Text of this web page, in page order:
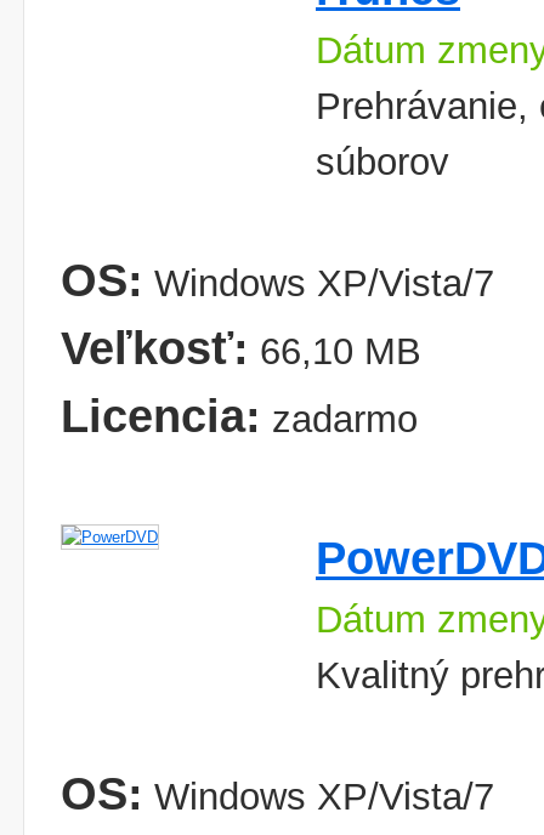
Dátum
Prehrávanie,
súborov
OS: Windows XP/Vista/7
Veľkosť: 66,10 MB
Licencia: zadarmo
Dátum
Kvalitný
OS: Windows XP/Vista/7